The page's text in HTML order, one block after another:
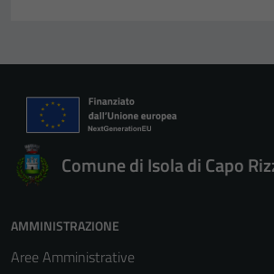
Comune di Isola di Capo
AMMINISTRAZIONE
Aree Amministrative